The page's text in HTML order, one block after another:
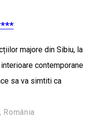
majore din Sibiu, la
contemporane
sa va simtiti ca